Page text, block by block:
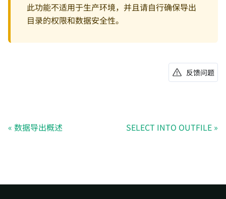
此功能不适用于生产环境，并且请自行确保导出
目录的权限和数据安全性。
反馈问题
数据导出概述 SELECT INTO OUTFILE